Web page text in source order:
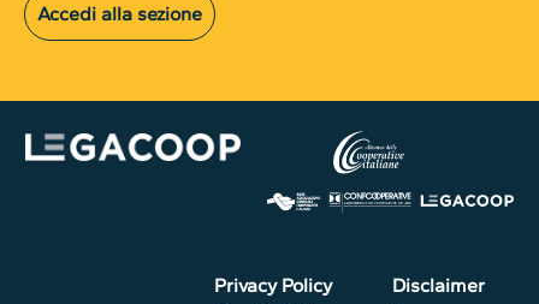
Accedi alla sezione
Privacy Policy
Disclaimer